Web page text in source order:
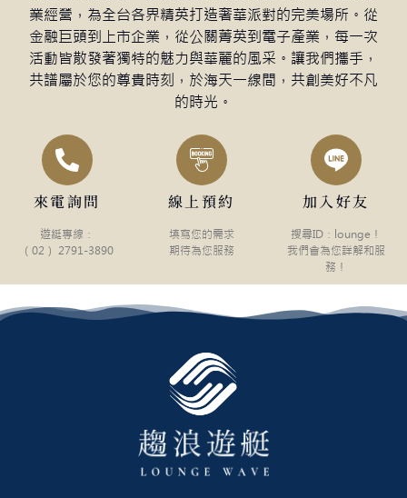
業經營，為全台各界精英打造奢華派對的完美場所。從
金融巨頭到上市企業，從公關菁英到電子產業，每一次
活動皆散發著獨特的魅力與華麗的風采。讓我們攜手，
共譜屬於您的尊貴時刻，於海天一線間，共創美好不凡
的時光。
來電詢問
遊綎專線：
（02） 2791-3890
線上預約
填寫您的需求
期待為您服務
加入好友
搜尋ID：lounge！
我們會為您詳解和服
務！